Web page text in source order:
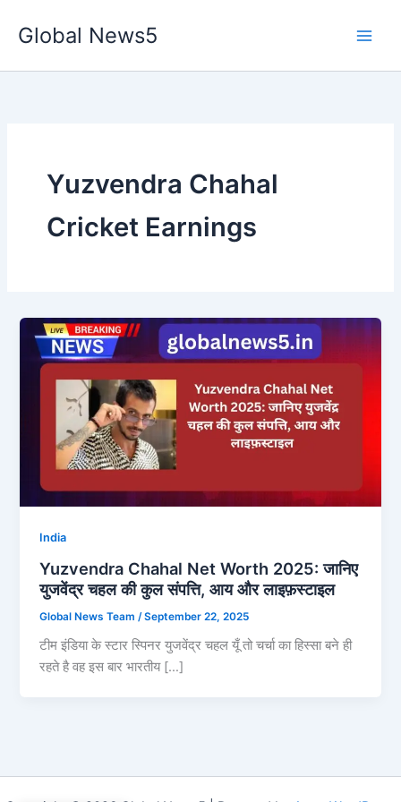
Global News5
Yuzvendra Chahal
Cricket Earnings
India
Yuzvendra Chahal Net Worth 2025: जानिए
युजवेंद्र चहल की कुल संपत्ति, आय और लाइफ़स्टाइल
Global News Team /September 22, 2025
टीम इंडिया के स्टार स्पिनर युजवेंद्र चहल यूँ तो चर्चा का हिस्सा बने ही
रहते है वह इस बार भारतीय […]